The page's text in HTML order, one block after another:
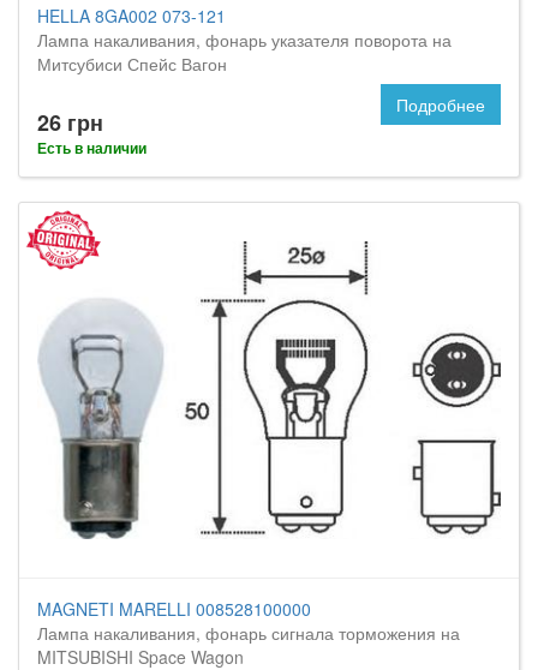
HELLA 8GA002 073-121
Лампа накаливания, фонарь указателя поворота на
Митсубиси Спейс Вагон
26 грн
Есть в наличии
Подробнее
MAGNETI MARELLI 008528100000
Лампа накаливания, фонарь сигнала торможения на
MITSUBISHI Space Wagon